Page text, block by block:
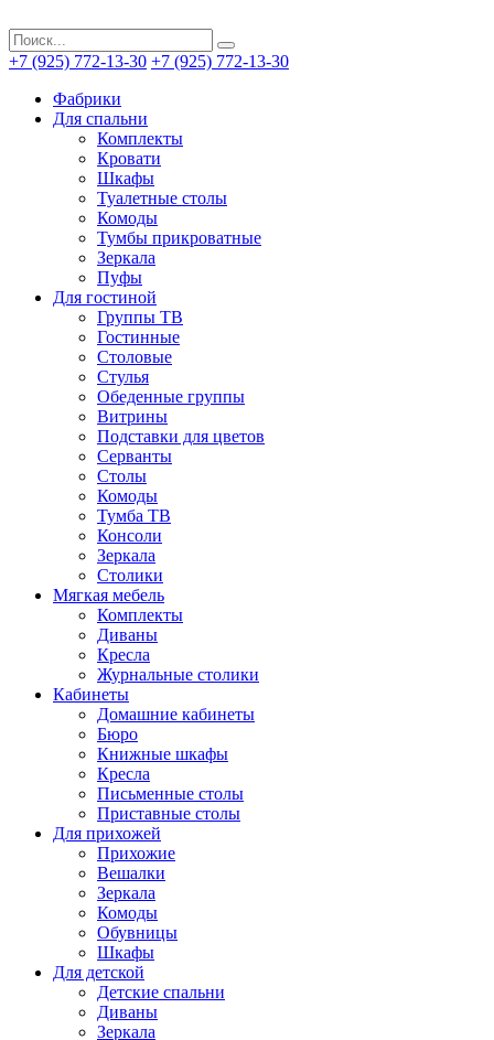
+7 (925) 772-13-30 +7 (925) 772-13-30
Фабрики
Для спальни
Комплекты
Кровати
Шкафы
Туалетные столы
Комоды
Тумбы прикроватные
Зеркала
Пуфы
Для гостиной
Группы ТВ
Гостинные
Столовые
Стулья
Обеденные группы
Витрины
Подставки для цветов
Серванты
Столы
Комоды
Тумба ТВ
Консоли
Зеркала
Столики
Мягкая мебель
Комплекты
Диваны
Кресла
Журнальные столики
Кабинеты
Домашние кабинеты
Бюро
Книжные шкафы
Кресла
Письменные столы
Приставные столы
Для прихожей
Прихожие
Вешалки
Зеркала
Комоды
Обувницы
Шкафы
Для детской
Детские спальни
Диваны
Зеркала